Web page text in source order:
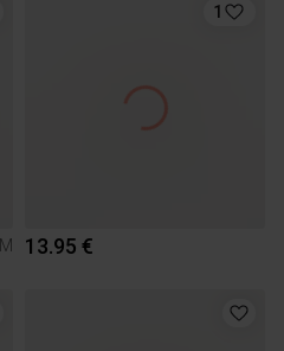
M
1
13.95 €